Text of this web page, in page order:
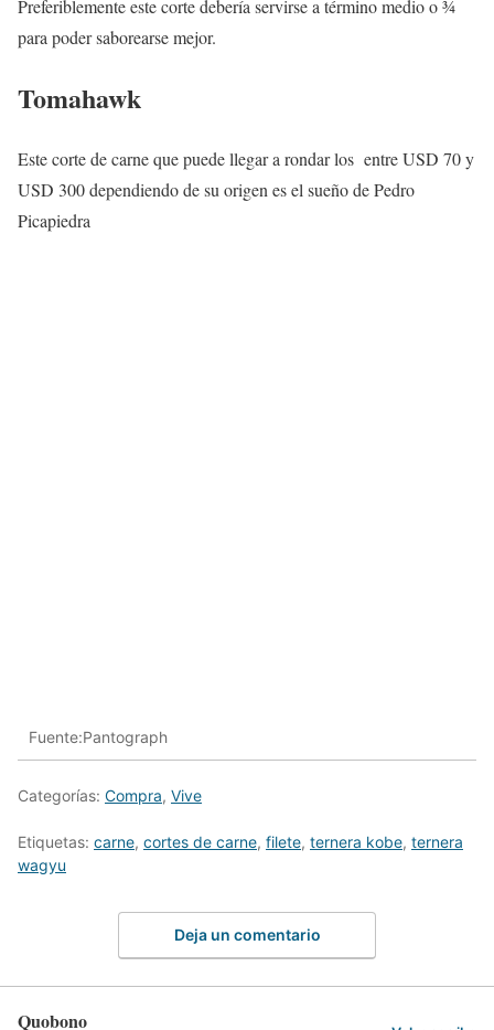
Preferiblemente este corte debería servirse a término medio o ¾
para poder saborearse mejor.
Tomahawk
Este corte de carne que puede llegar a rondar los entre USD 70 y
USD 300 dependiendo de su origen es el sueño de Pedro
Picapiedra
Fuente:Pantograph
Categorías: Compra, Vive
Etiquetas: carne, cortes de carne, filete, ternera kobe, ternera
wagyu
Deja un comentario
Quobono